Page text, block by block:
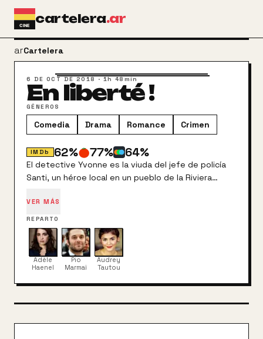
Ir al contenido principal
cartelera.ar
arrow_back
Cartelera
6 DE OCT DE 2018·1h 48min
En liberté !
GÉNEROS
Comedia Drama Romance Crimen
IMDb 62% 77% 64%
El detective Yvonne es la viuda del jefe de policía
Santi, un héroe local en un pueblo de la Riviera
corrupto, trata de corregir sus errores. Cruzar
caminos con Antoine, una víctima de Santi,
desencadena una serie de eventos salvajes.
VER MÁS
REPARTO
Adèle
Haenel
Pio
Marmaï
Audrey
Tautou